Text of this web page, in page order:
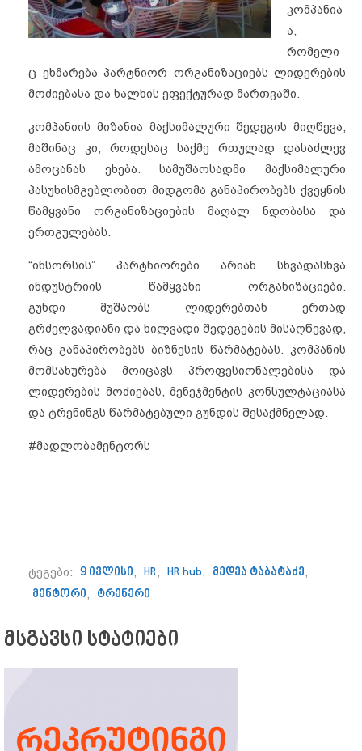
კომპანია
ა,
რომელი
ც ეხმარება პარტნიორ ორგანიზაციებს ლიდერების
მოძიებასა და ხალხის ეფექტურად მართვაში.
კომპანიის მიზანია მაქსიმალური შედეგის მიღწევა,
მაშინაც კი, როდესაც საქმე რთულად დასაძლევ
ამოცანას ეხება. სამუშაოსადმი მაქსიმალური
პასუხისმგებლობით მიდგომა განაპირობებს ქვეყნის
წამყვანი ორგანიზაციების მაღალ ნდობასა და
ერთგულებას.
“ინსორსის” პარტნიორები არიან სხვადასხვა
ინდუსტრიის წამყვანი ორგანიზაციები.
გუნდი მუშაობს ლიდერებთან ერთად
გრძელვადიანი და ხილვადი შედეგების მისაღწევად,
რაც განაპირობებს ბიზნესის წარმატებას. კომპანის
მომსახურება მოიცავს პროფესიონალებისა და
ლიდერების მოძიებას, მენეჯმენტის კონსულტაციასა
და ტრენინგს წარმატებული გუნდის შესაქმნელად.
#მადლობამენტორს
ტეგები: 9 ივლისი, HR, HR hub, მედეა ტაბატაძე,
მენტორი, ტრენერი
მსგავსი სტატიები